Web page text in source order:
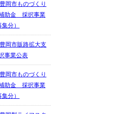
岡市ものづくり
助金 採択事業
分）
岡市販路拡大支
事業公表
岡市ものづくり
助金 採択事業
分）